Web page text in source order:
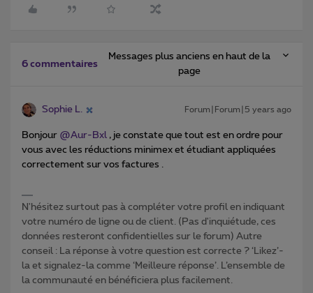
6 commentaires
Messages plus anciens en haut de la
page
Sophie L. Forum|Forum|5 years ago
Bonjour @Aur-Bxl , je constate que tout est en ordre pour
vous avec les réductions minimex et étudiant appliquées
correctement sur vos factures .
N'hésitez surtout pas à compléter votre profil en indiquant
votre numéro de ligne ou de client. (Pas d'inquiétude, ces
données resteront confidentielles sur le forum) Autre
conseil : La réponse à votre question est correcte ? ‘Likez’-
la et signalez-la comme ‘Meilleure réponse’. L’ensemble de
la communauté en bénéficiera plus facilement.